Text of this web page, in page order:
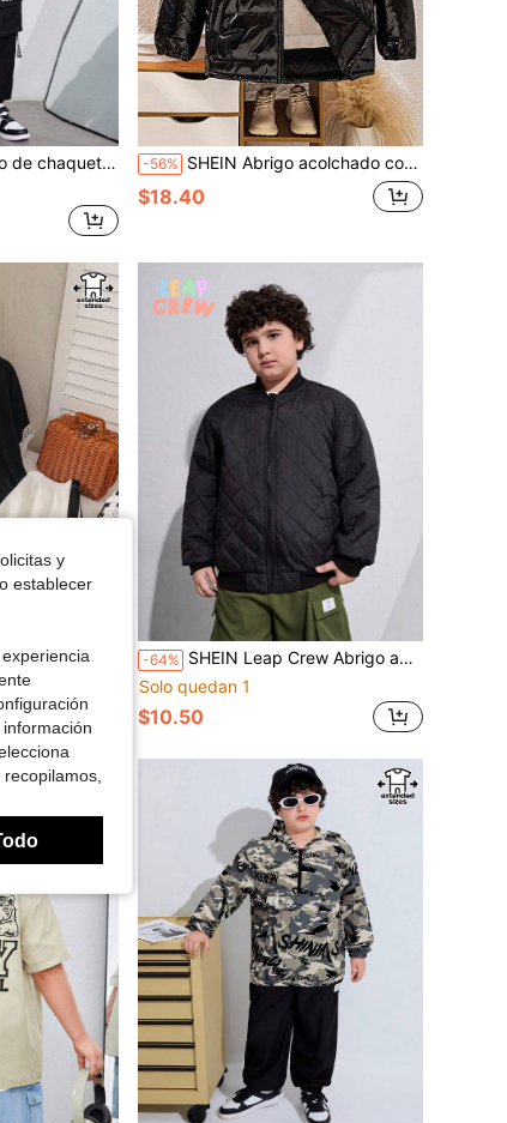
con talla extendida con pantalones deportivos con letras impresas
-56% SHEIN Abrigo acolchado con capucha informal y grueso talla extendida para niños preadolescentes, otoño/invierno
$18.40
adecuado para trabajar, escuela, uso diario, vacaciones, deportes, otoño e invierno
-64% SHEIN Leap Crew Abrigo acolchado con costuras en un diseño a cuadros de diamante de talla extendida para niño preadolescente en invierno
Solo quedan 1
$10.50
y
establecer